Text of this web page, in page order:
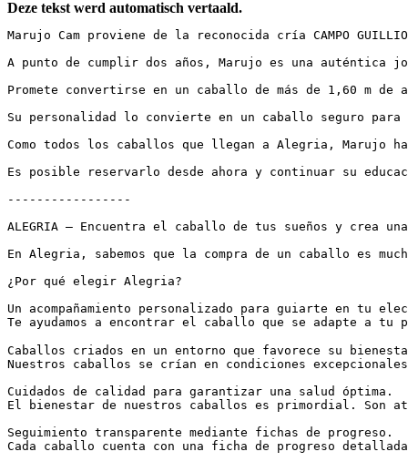
Deze tekst werd automatisch vertaald.
Marujo Cam proviene de la reconocida cría CAMPO
A punto de cumplir dos años, Marujo es una auténtica
Promete convertirse en un caballo de más de 1,60 m
Su personalidad lo convierte en un caballo seguro
Como todos los caballos que llegan a Alegria, Marujo
Es posible reservarlo desde ahora y continuar su
-----------------
ALEGRIA – Encuentra el caballo de tus sueños y crea
En Alegria, sabemos que la compra de un caballo es
¿Por qué elegir Alegria?
Un acompañamiento personalizado para guiarte en tu
Te ayudamos a encontrar el caballo que se adapte a
Caballos criados en un entorno que favorece su
Nuestros caballos se crían en condiciones
Cuidados de calidad para garantizar una salud óptima.
El bienestar de nuestros caballos es primordial. Son
Seguimiento transparente mediante fichas de progreso.
Cada caballo cuenta con una ficha de progreso